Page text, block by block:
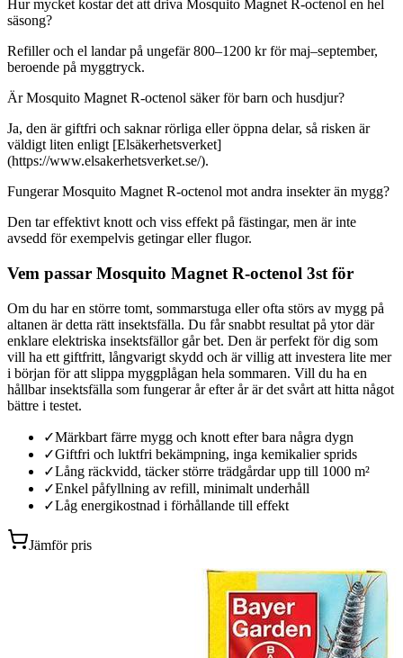
Hur mycket kostar det att driva Mosquito Magnet R-octenol en hel
säsong?
Refiller och el landar på ungefär 800–1200 kr för maj–september,
beroende på myggtryck.
Är Mosquito Magnet R-octenol säker för barn och husdjur?
Ja, den är giftfri och saknar rörliga eller öppna delar, så risken är
väldigt liten enligt [Elsäkerhetsverket]
(https://www.elsakerhetsverket.se/).
Fungerar Mosquito Magnet R-octenol mot andra insekter än mygg?
Den tar effektivt knott och viss effekt på fästingar, men är inte
avsedd för exempelvis getingar eller flugor.
Vem passar Mosquito Magnet R-octenol 3st för
Om du har en större tomt, sommarstuga eller ofta störs av mygg på
altanen är detta rätt insektsfälla. Du får snabbt resultat på ytor där
enklare elektriska insektsfällor går bet. Den är perfekt för dig som
vill ha ett giftfritt, långvarigt skydd och är villig att investera lite mer
i början för att slippa myggplågan hela sommaren. Vill du ha en
hållbar insektsfälla som fungerar år efter år är det svårt att hitta något
bättre i testet.
✓Märkbart färre mygg och knott efter bara några dygn
✓Giftfri och luktfri bekämpning, inga kemikalier sprids
✓Lång räckvidd, täcker större trädgårdar upp till 1000 m²
✓Enkel påfyllning av refill, minimalt underhåll
✓Låg energikostnad i förhållande till effekt
Jämför pris